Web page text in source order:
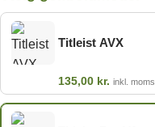
Titleist AVX
135,00 kr. inkl. moms